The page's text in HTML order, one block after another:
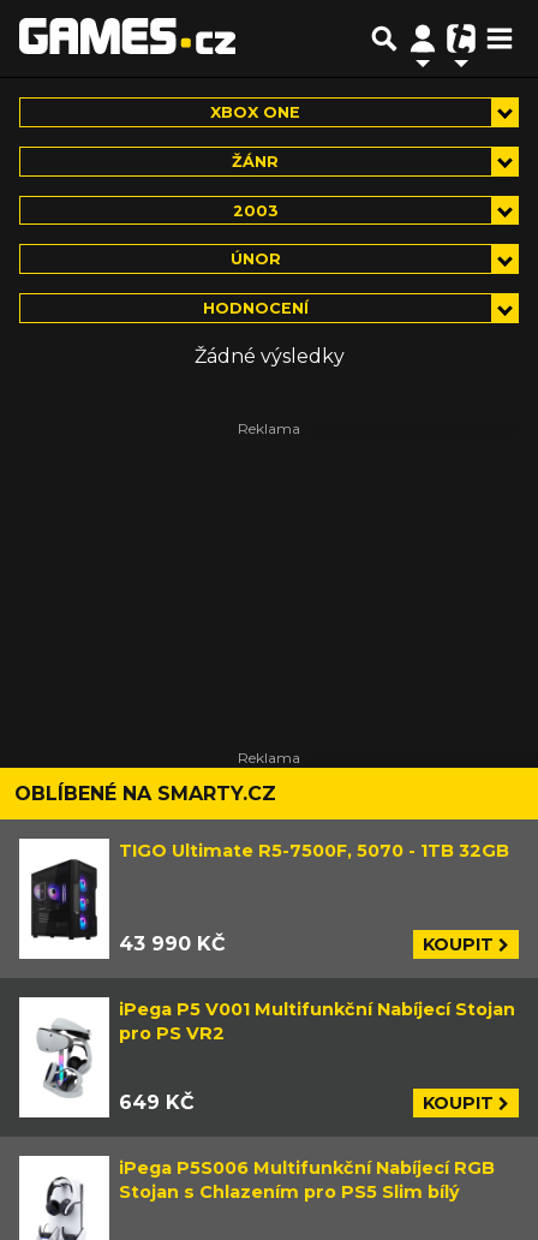
XBOX ONE
ŽÁNR
2003
ÚNOR
HODNOCENÍ
Žádné výsledky
OBLÍBENÉ NA SMARTY.CZ
TIGO Ultimate R5-7500F, 5070 - 1TB 32GB
43 990 KČ KOUPIT
iPega P5 V001 Multifunkční Nabíjecí Stojan
pro PS VR2
649 KČ KOUPIT
iPega P5S006 Multifunkční Nabíjecí RGB
Stojan s Chlazením pro PS5 Slim bílý